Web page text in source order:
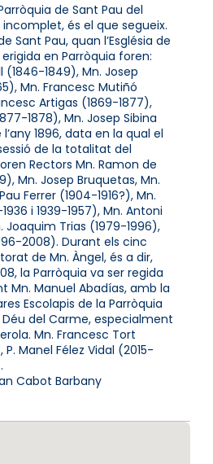
de Sant Pau del
és el que segueix.
Sant Pau, quan l’Església de
en Parròquia foren:
(1846-1849), Mn. Josep
Mn. Francesc Mutiñó
Artigas (1869-1877),
1878), Mn. Josep Sibina
1896, data en la qual el
de la totalitat del
Rectors Mn. Ramon de
Mn. Josep Bruquetas, Mn.
Ferrer (1904-1916?), Mn.
i 1939-1957), Mn. Antoni
Joaquim Trias (1979-1996),
2008). Durant els cinc
de Mn. Àngel, és a dir,
la Parròquia va ser regida
Mn. Manuel Abadías, amb la
Escolapis de la Parròquia
del Carme, especialment
Mn. Francesc Tort
Manel Félez Vidal (2015-
Cabot Barbany